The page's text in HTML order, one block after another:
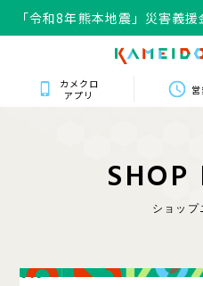
「令和8年熊本地震」災害義
カメクロ
アプリ
SHOP
ショップ
016